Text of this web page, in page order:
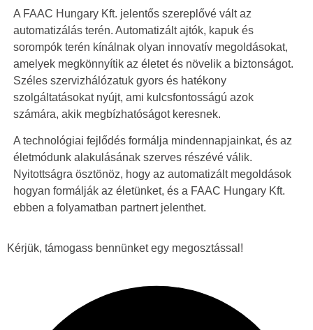
A FAAC Hungary Kft. jelentős szereplővé vált az
automatizálás terén. Automatizált ajtók, kapuk és
sorompók terén kínálnak olyan innovatív megoldásokat,
amelyek megkönnyítik az életet és növelik a biztonságot.
Széles szervizhálózatuk gyors és hatékony
szolgáltatásokat nyújt, ami kulcsfontosságú azok
számára, akik megbízhatóságot keresnek.
A technológiai fejlődés formálja mindennapjainkat, és az
életmódunk alakulásának szerves részévé válik.
Nyitottságra ösztönöz, hogy az automatizált megoldások
hogyan formálják az életünket, és a FAAC Hungary Kft.
ebben a folyamatban partnert jelenthet.
Kérjük, támogass bennünket egy megosztással!